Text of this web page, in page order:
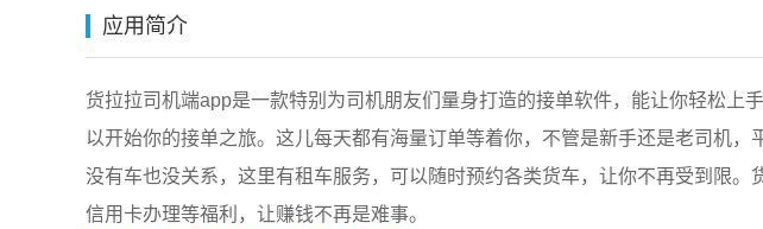
应用简介
货拉拉司机端app是一款特别为司机朋友们量身打造的接单软件，能让你轻松上
以开始你的接单之旅。这儿每天都有海量订单等着你，不管是新手还是老司机
没有车也没关系，这里有租车服务，可以随时预约各类货车，让你不再受到限。
信用卡办理等福利，让赚钱不再是难事。